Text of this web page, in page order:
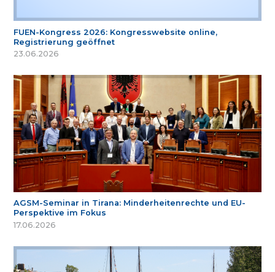
FUEN-Kongress 2026: Kongresswebsite online,
Registrierung geöffnet
23.06.2026
AGSM-Seminar in Tirana: Minderheitenrechte und EU-
Perspektive im Fokus
17.06.2026